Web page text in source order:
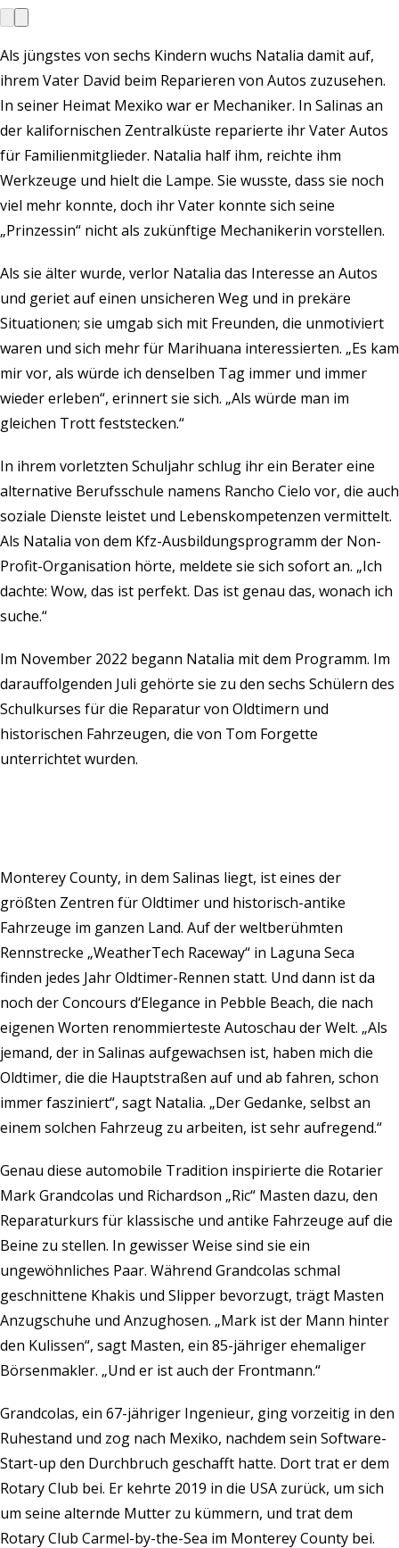
Als jüngstes von sechs Kindern wuchs Natalia damit auf,
ihrem Vater David beim Reparieren von Autos zuzusehen.
In seiner Heimat Mexiko war er Mechaniker. In Salinas an
der kalifornischen Zentralküste reparierte ihr Vater Autos
für Familienmitglieder. Natalia half ihm, reichte ihm
Werkzeuge und hielt die Lampe. Sie wusste, dass sie noch
viel mehr konnte, doch ihr Vater konnte sich seine
„Prinzessin“ nicht als zukünftige Mechanikerin vorstellen.
Als sie älter wurde, verlor Natalia das Interesse an Autos
und geriet auf einen unsicheren Weg und in prekäre
Situationen; sie umgab sich mit Freunden, die unmotiviert
waren und sich mehr für Marihuana interessierten. „Es kam
mir vor, als würde ich denselben Tag immer und immer
wieder erleben“, erinnert sie sich. „Als würde man im
gleichen Trott feststecken.“
In ihrem vorletzten Schuljahr schlug ihr ein Berater eine
alternative Berufsschule namens Rancho Cielo vor, die auch
soziale Dienste leistet und Lebenskompetenzen vermittelt.
Als Natalia von dem Kfz-Ausbildungsprogramm der Non-
Profit-Organisation hörte, meldete sie sich sofort an. „Ich
dachte: Wow, das ist perfekt. Das ist genau das, wonach ich
suche.“
Im November 2022 begann Natalia mit dem Programm. Im
darauffolgenden Juli gehörte sie zu den sechs Schülern des
Schulkurses für die Reparatur von Oldtimern und
historischen Fahrzeugen, die von Tom Forgette
unterrichtet wurden.
Monterey County, in dem Salinas liegt, ist eines der
größten Zentren für Oldtimer und historisch-antike
Fahrzeuge im ganzen Land. Auf der weltberühmten
Rennstrecke „WeatherTech Raceway“ in Laguna Seca
finden jedes Jahr Oldtimer-Rennen statt. Und dann ist da
noch der Concours d‘Elegance in Pebble Beach, die nach
eigenen Worten renommierteste Autoschau der Welt. „Als
jemand, der in Salinas aufgewachsen ist, haben mich die
Oldtimer, die die Hauptstraßen auf und ab fahren, schon
immer fasziniert“, sagt Natalia. „Der Gedanke, selbst an
einem solchen Fahrzeug zu arbeiten, ist sehr aufregend.“
Genau diese automobile Tradition inspirierte die Rotarier
Mark Grandcolas und Richardson „Ric“ Masten dazu, den
Reparaturkurs für klassische und antike Fahrzeuge auf die
Beine zu stellen. In gewisser Weise sind sie ein
ungewöhnliches Paar. Während Grandcolas schmal
geschnittene Khakis und Slipper bevorzugt, trägt Masten
Anzugschuhe und Anzughosen. „Mark ist der Mann hinter
den Kulissen“, sagt Masten, ein 85-jähriger ehemaliger
Börsenmakler. „Und er ist auch der Frontmann.“
Grandcolas, ein 67-jähriger Ingenieur, ging vorzeitig in den
Ruhestand und zog nach Mexiko, nachdem sein Software-
Start-up den Durchbruch geschafft hatte. Dort trat er dem
Rotary Club bei. Er kehrte 2019 in die USA zurück, um sich
um seine alternde Mutter zu kümmern, und trat dem
Rotary Club Carmel-by-the-Sea im Monterey County bei.